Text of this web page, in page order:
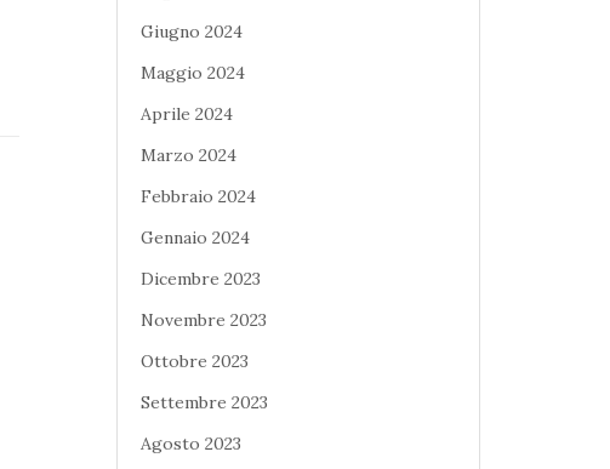
Giugno 2024
Maggio 2024
Aprile 2024
Marzo 2024
Febbraio 2024
Gennaio 2024
Dicembre 2023
Novembre 2023
Ottobre 2023
Settembre 2023
Agosto 2023